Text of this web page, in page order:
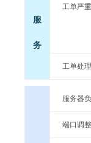
服
务
工单严
工单处
服务器
端口调